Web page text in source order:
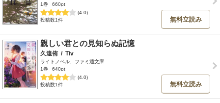
1巻
660pt
(4.0)
投稿数1件
無料立読み
親しい君との見知らぬ記憶
久遠侑 / Tiv
ライトノベル、ファミ通文庫
1巻
640pt
(4.0)
投稿数1件
無料立読み